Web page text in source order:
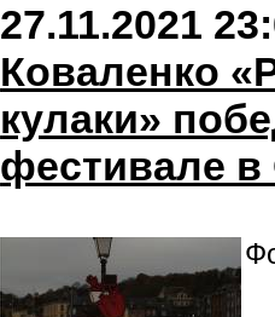
27.11.2021
Коваленко
кулаки»
фестивале